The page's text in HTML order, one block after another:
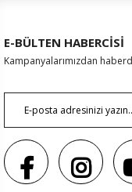
E-BÜLTEN HABERCİSİ
Kampanyalarımızdan